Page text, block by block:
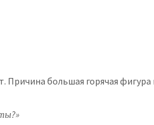
Причина большая горячая